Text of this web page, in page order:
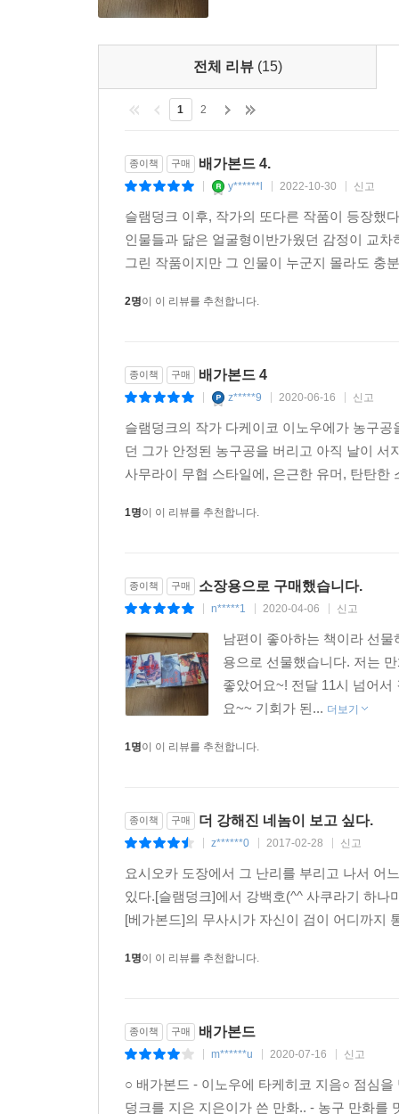
전체 리뷰 (15)
1 2
종이책 구매 배가본드 4.
y******l 2022-10-30 신고
슬램덩크 이후, 작가의 또다른 작품이 등장했
인물들과 닮은 얼굴형이반가웠던 감정이 교
그린 작품이지만 그 인물이 누군지 몰라도 충
2명이 이 리뷰를 추천합니다.
종이책 구매 배가본드 4
z*****9 2020-06-16 신고
슬램덩크의 작가 다케이코 이노우에가 농구
던 그가 안정된 농구공을 버리고 아직 날이
사무라이 무협 스타일에, 은근한 유머, 탄탄
1명이 이 리뷰를 추천합니다.
종이책 구매 소장용으로 구매했습니다.
n*****1 2020-04-06 신고
남편이 좋아하는 책이라 선
용으로 선물했습니다. 저는
좋았어요~! 전달 11시 넘어
요~~ 기회가 된... 더보기
1명이 이 리뷰를 추천합니다.
종이책 구매 더 강해진 네놈이 보고 싶다.
z******0 2017-02-28 신고
요시오카 도장에서 그 난리를 부리고 나서 어
있다.[슬램덩크]에서 강백호(^^ 사쿠라기 하
[베가본드]의 무사시가 자신이 검이 어디까지
1명이 이 리뷰를 추천합니다.
종이책 구매 배가본드
m******u 2020-07-16 신고
○ 배가본드 - 이노우에 타케히코 지음○ 점심
덩크를 지은 지은이가 쓴 만화.. - 농구 만화를